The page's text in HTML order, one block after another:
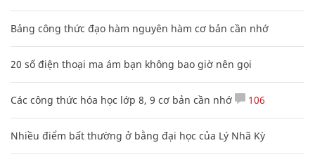
Bảng công thức đạo hàm nguyên hàm cơ bản cần nhớ
20 số điện thoại ma ám bạn không bao giờ nên gọi
Các công thức hóa học lớp 8, 9 cơ bản cần nhớ 106
Nhiều điểm bất thường ở bằng đại học của Lý Nhã Kỳ